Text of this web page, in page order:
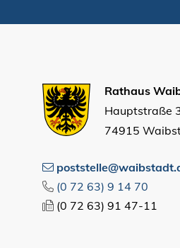
Rathaus
Hauptstraße
74915
(0 72 63) 9 14 70
(0 72 63) 91 47-11